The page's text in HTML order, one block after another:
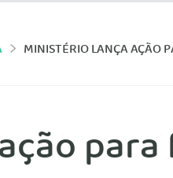
MINISTÉRIO LANÇA AÇÃO